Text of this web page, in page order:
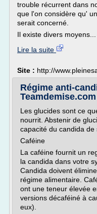
trouble récurrent dans
que l'on considère qu'
serait concerné.
Il existe divers moyens...
Lire la suite
Site : http://
Régime anti-
Teamdemise.com
Les glucides sont ce
nourrit. Abstenir de
capacité du candida de
Caféine
La caféine fournit un
la candida dans votre
Candida doivent
régime alimentaire.
ont une teneur élevée
versions décaféiné à
eux).